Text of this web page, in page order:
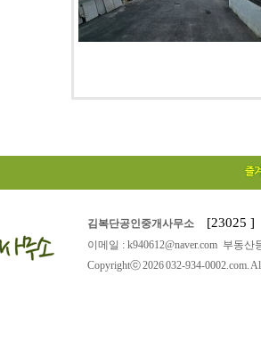
김복단공인중개사무소 [23025 ]
이메일 : k940612@naver.com 부동
Copyrightⓒ 2026 032-934-0002.com.